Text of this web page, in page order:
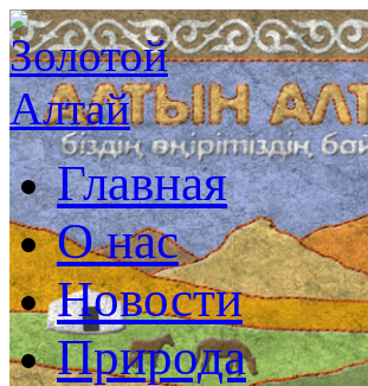
Главная
О нас
Новости
Природа